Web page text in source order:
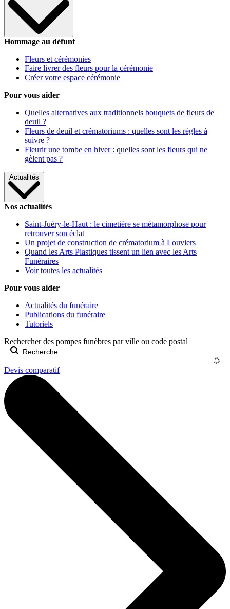
Hommage au défunt
Fleurs et cérémonies
Faire livrer des fleurs pour la cérémonie
Créer votre espace cérémonie
Pour vous aider
Quelles alternatives aux traditionnels bouquets de fleurs de
deuil ?
Fleurs de deuil et crématoriums : quelles sont les règles à
suivre ?
Fleurir une tombe en hiver : quelles sont les fleurs qui ne
gèlent pas ?
Actualités
Nos actualités
Saint-Juéry-le-Haut : le cimetière se métamorphose pour
retrouver son éclat
Un projet de construction de crématorium à Louviers
Quand les Arts Plastiques tissent un lien avec les Arts
Funéraires
Voir toutes les actualités
Pour vous aider
Actualités du funéraire
Publications du funéraire
Tutoriels
Rechercher des pompes funèbres par ville ou code postal
Devis comparatif